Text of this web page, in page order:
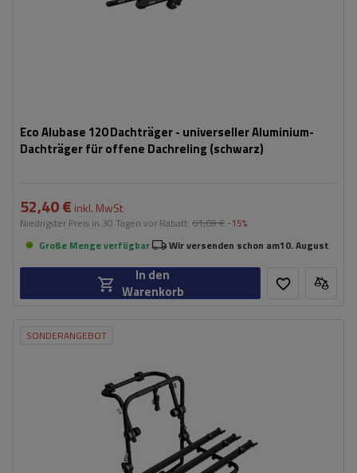
Eco Alubase 120 Dachträger - universeller Aluminium-
Dachträger für offene Dachreling (schwarz)
52,40 € inkl. MwSt
Niedrigster Preis in 30 Tagen vor Rabatt: 61,69 € -15%
Große Menge verfügbar
Wir versenden schon am10. August
In den
Warenkorb
SONDERANGEBOT
universelles Montagesystem
kompatibel mit allen Karosseriearten